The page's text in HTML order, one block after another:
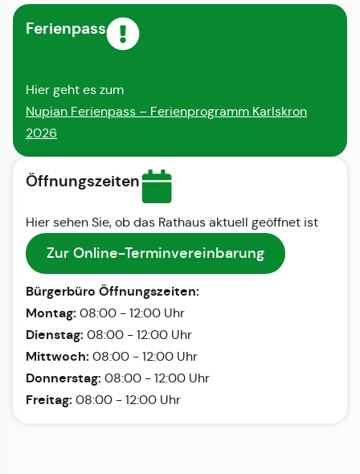
Ferienpass
Hier geht es zum
Nupian Ferienpass – Ferienprogramm Karlskron
2026
Öffnungszeiten
Hier sehen Sie, ob das Rathaus aktuell geöffnet ist
Zur Online-Terminvereinbarung
Bürgerbüro Öffnungszeiten:
Montag: 08:00 - 12:00 Uhr
Dienstag: 08:00 - 12:00 Uhr
Mittwoch: 08:00 - 12:00 Uhr
Donnerstag: 08:00 - 12:00 Uhr
Freitag: 08:00 - 12:00 Uhr